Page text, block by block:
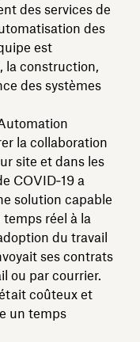
des services de
des
est
la construction,
des systèmes
la collaboration
site et dans les
COVID‑19 a
solution capable
réel à la
du travail
ses contrats
ou par courrier.
coûteux et
un temps